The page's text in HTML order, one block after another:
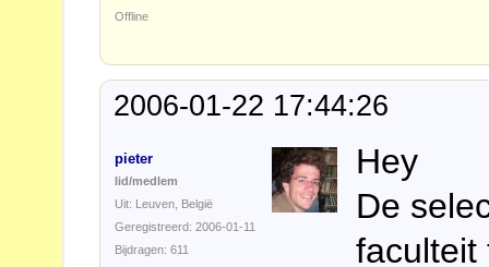
Offline
2006-01-22 17:44:26
pieter
lid/medlem
Uit: Leuven, België
Geregistreerd: 2006-01-11
Bijdragen: 611
Hey
De
faculteit